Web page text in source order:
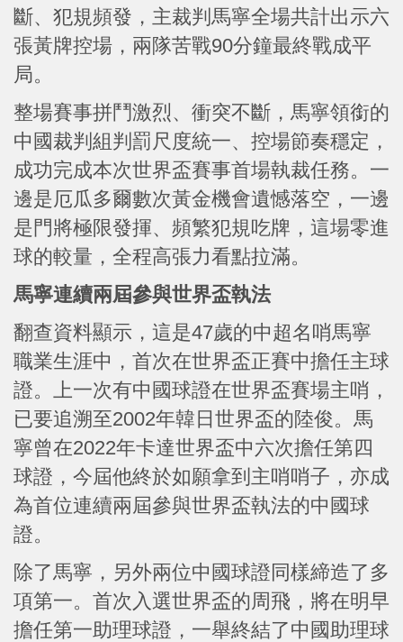
斷、犯規頻發，主裁判馬寧全場共計出示六
張黃牌控場，兩隊苦戰90分鐘最終戰成平
局。
整場賽事拼鬥激烈、衝突不斷，馬寧領銜的
中國裁判組判罰尺度統一、控場節奏穩定，
成功完成本次世界盃賽事首場執裁任務。一
邊是厄瓜多爾數次黃金機會遺憾落空，一邊
是門將極限發揮、頻繁犯規吃牌，這場零進
球的較量，全程高張力看點拉滿。
馬寧連續兩屆參與世界盃執法
翻查資料顯示，這是47歲的中超名哨馬寧
職業生涯中，首次在世界盃正賽中擔任主球
證。上一次有中國球證在世界盃賽場主哨，
已要追溯至2002年韓日世界盃的陸俊。馬
寧曾在2022年卡達世界盃中六次擔任第四
球證，今屆他終於如願拿到主哨哨子，亦成
為首位連續兩屆參與世界盃執法的中國球
證。
除了馬寧，另外兩位中國球證同樣締造了多
項第一。首次入選世界盃的周飛，將在明早
擔任第一助理球證，一舉終結了中國助理球